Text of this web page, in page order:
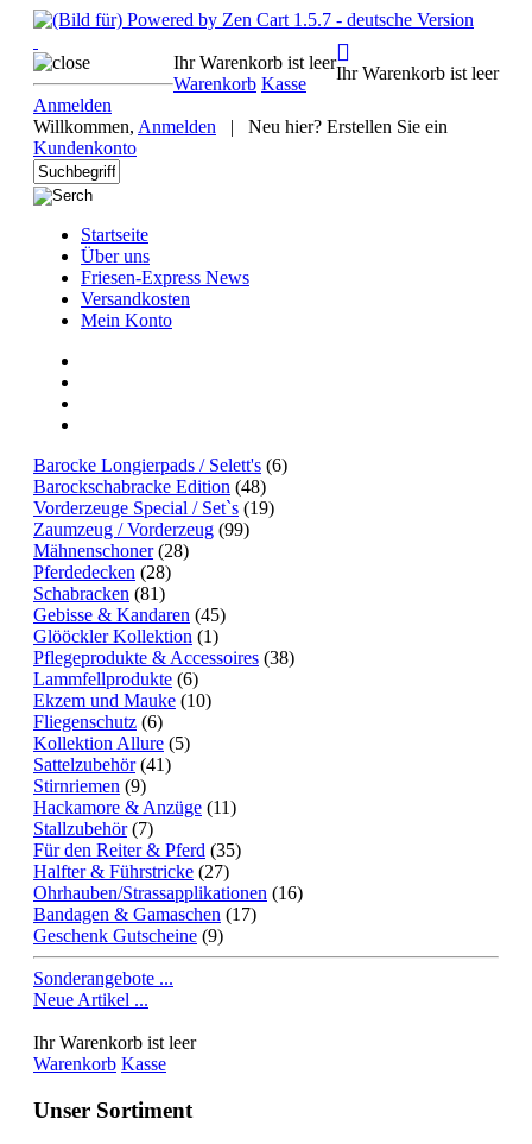
Ihr Warenkorb ist leer
Warenkorb Kasse
Ihr Warenkorb ist leer
Anmelden
Willkommen, Anmelden |
Neu hier? Erstellen Sie ein
Kundenkonto
Startseite
Über uns
Friesen-Express News
Versandkosten
Mein Konto
Barocke Longierpads / Selett's (6)
Barockschabracke Edition (48)
Vorderzeuge Special / Set`s (19)
Zaumzeug / Vorderzeug (99)
Mähnenschoner(28)
Pferdedecken (28)
Schabracken (81)
Gebisse & Kandaren (45)
Glööckler Kollektion (1)
Pflegeprodukte & Accessoires (38)
Lammfellprodukte (6)
Ekzem und Mauke (10)
Fliegenschutz (6)
Kollektion Allure (5)
Sattelzubehör(41)
Stirnriemen (9)
Hackamore & Anzüge (11)
Stallzubehör(7)
Für den Reiter & Pferd (35)
Halfter & Führstricke (27)
Ohrhauben/Strassapplikationen (16)
Bandagen & Gamaschen (17)
Geschenk Gutscheine (9)
Sonderangebote ...
Neue Artikel ...
Ihr Warenkorb ist leer
Warenkorb Kasse
Unser Sortiment